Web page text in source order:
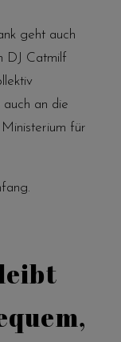
geht auch
DJ Catmilf
an die
für